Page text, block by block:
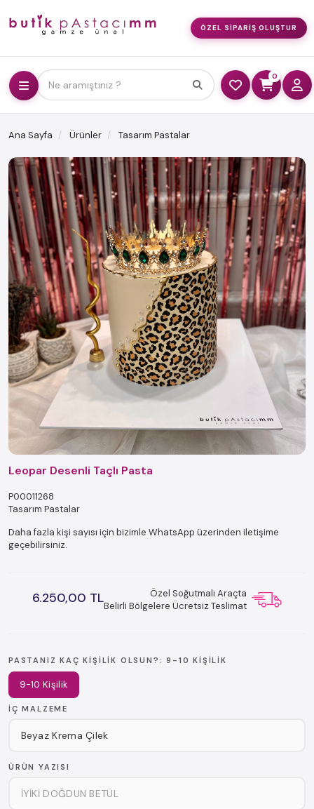
ÖZEL SIPARIŞ OLUŞTUR
Ne aramıştınız ?
0
Ana Sayfa Ürünler Tasarım Pastalar
Leopar Desenli Taçlı Pasta
P00011268
Tasarım Pastalar
Daha fazla kişi sayısı için bizimle WhatsApp üzerinden iletişime
geçebilirsiniz.
6.250,00 TL
Özel Soğutmalı Araçta
Belirli Bölgelere Ücretsiz Teslimat
PASTANIZ KAÇ KIŞILIK OLSUN?:9-10 KIŞILIK
9-10 Kişilik
İÇ MALZEME
ÜRÜN YAZISI